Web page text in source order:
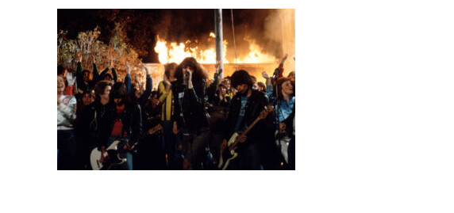
映
画
は
こ
の
街
で